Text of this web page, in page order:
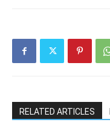
RELATED ARTICLES